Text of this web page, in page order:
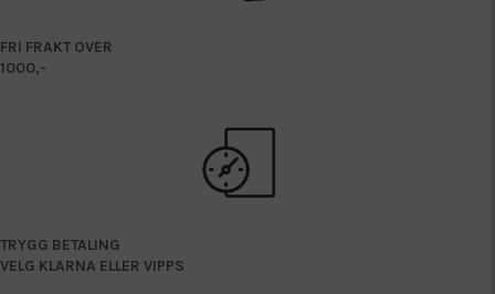
FRI FRAKT OVER
1000,-
TRYGG BETALING
VELG KLARNA ELLER VIPPS